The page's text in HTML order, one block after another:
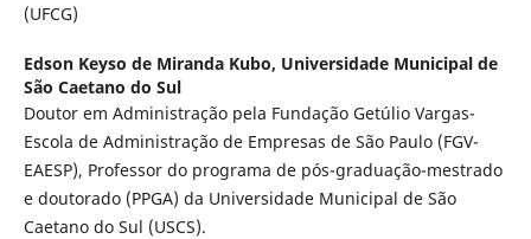
(UFCG)
Edson Keyso de Miranda Kubo, Universidade Municipal de
São Caetano do Sul
Doutor em Administração pela Fundação Getúlio Vargas-
Escola de Administração de Empresas de São Paulo (FGV-
EAESP), Professor do programa de pós-graduação-mestrado
e doutorado (PPGA) da Universidade Municipal de São
Caetano do Sul (USCS).